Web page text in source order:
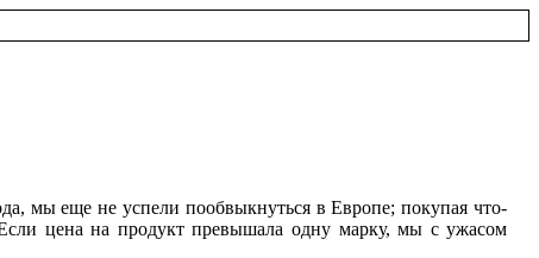
мы еще не успели пообвыкнуться в Европе; покупая что-
цена на продукт превышала одну марку, мы с ужасом